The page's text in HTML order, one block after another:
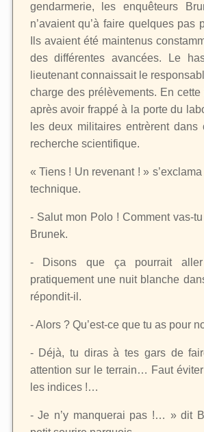
gendarmerie, les enquêteurs
n’avaient qu’à faire quelques pas
Ils avaient été maintenus
des différentes avancées. Le
lieutenant connaissait le
charge des prélèvements. En
après avoir frappé à la porte du
les deux militaires entrèrent dans
recherche scientifique.
« Tiens ! Un revenant ! »
technique.
- Salut mon Polo ! Comment vas-
Brunek.
- Disons que ça pourrait
pratiquement une nuit blanche
répondit-il.
- Alors ? Qu’est-ce que tu as pour
- Déjà, tu diras à tes gars de
attention sur le terrain… Faut
les indices !…
- Je n’y manquerai pas !… » dit